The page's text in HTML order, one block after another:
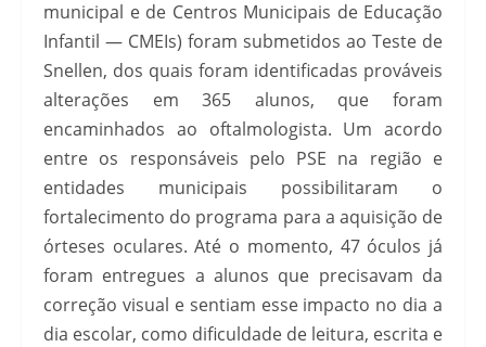
municipal e de Centros Municipais de Educação
Infantil — CMEIs) foram submetidos ao Teste de
Snellen, dos quais foram identificadas prováveis
alterações em 365 alunos, que foram
encaminhados ao oftalmologista. Um acordo
entre os responsáveis pelo PSE na região e
entidades municipais possibilitaram o
fortalecimento do programa para a aquisição de
órteses oculares. Até o momento, 47 óculos já
foram entregues a alunos que precisavam da
correção visual e sentiam esse impacto no dia a
dia escolar, como dificuldade de leitura, escrita e